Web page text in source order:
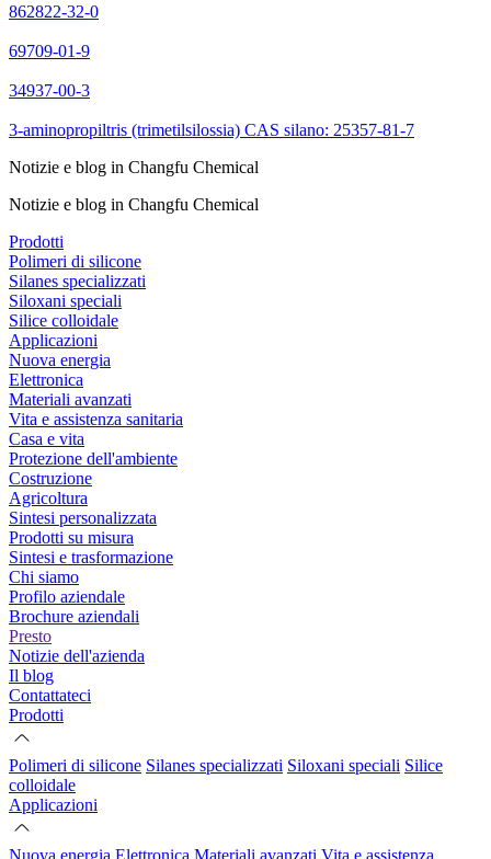
862822-32-0
69709-01-9
34937-00-3
3-aminopropiltris (trimetilsilossia) CAS silano: 25357-81-7
Notizie e blog in Changfu Chemical
Notizie e blog in Changfu Chemical
Prodotti
Polimeri di silicone
Silanes specializzati
Siloxani speciali
Silice colloidale
Applicazioni
Nuova energia
Elettronica
Materiali avanzati
Vita e assistenza sanitaria
Casa e vita
Protezione dell'ambiente
Costruzione
Agricoltura
Sintesi personalizzata
Prodotti su misura
Sintesi e trasformazione
Chi siamo
Profilo aziendale
Brochure aziendali
Presto
Notizie dell'azienda
Il blog
Contattateci
Prodotti
Polimeri di silicone Silanes specializzati Siloxani speciali Silice
colloidale
Applicazioni
Nuova energia Elettronica Materiali avanzati Vita e assistenza